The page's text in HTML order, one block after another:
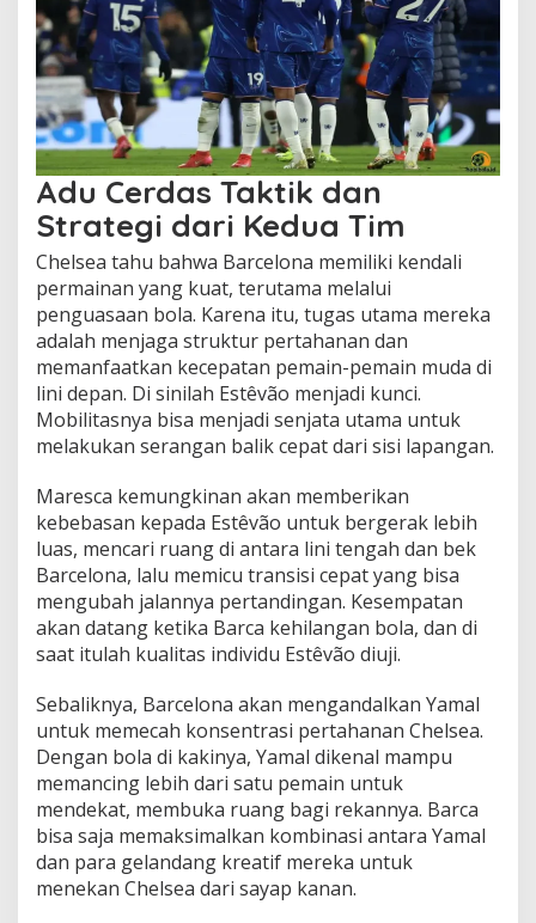
Adu Cerdas Taktik dan
Strategi dari Kedua Tim
Chelsea tahu bahwa Barcelona memiliki kendali
permainan yang kuat, terutama melalui
penguasaan bola. Karena itu, tugas utama mereka
adalah menjaga struktur pertahanan dan
memanfaatkan kecepatan pemain-pemain muda di
lini depan. Di sinilah Estêvão menjadi kunci.
Mobilitasnya bisa menjadi senjata utama untuk
melakukan serangan balik cepat dari sisi lapangan.
Maresca kemungkinan akan memberikan
kebebasan kepada Estêvão untuk bergerak lebih
luas, mencari ruang di antara lini tengah dan bek
Barcelona, lalu memicu transisi cepat yang bisa
mengubah jalannya pertandingan. Kesempatan
akan datang ketika Barca kehilangan bola, dan di
saat itulah kualitas individu Estêvão diuji.
Sebaliknya, Barcelona akan mengandalkan Yamal
untuk memecah konsentrasi pertahanan Chelsea.
Dengan bola di kakinya, Yamal dikenal mampu
memancing lebih dari satu pemain untuk
mendekat, membuka ruang bagi rekannya. Barca
bisa saja memaksimalkan kombinasi antara Yamal
dan para gelandang kreatif mereka untuk
menekan Chelsea dari sayap kanan.